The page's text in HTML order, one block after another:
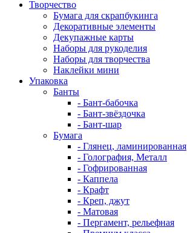
Творчество
Бумага для скрапбукинга
Декоративные элементы
Декупажные карты
Наборы для рукоделия
Наборы для творчества
Наклейки мини
Упаковка
Банты
- Бант-бабочка
- Бант-звёздочка
- Бант-шар
Бумага
- Глянец, ламинированная
- Голография, Металл
- Гофрированная
- Каппела
- Крафт
- Креп, джут
- Матовая
- Пергамент, рельефная